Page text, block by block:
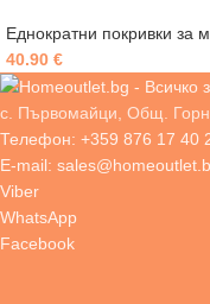
Еднократни покривки за
40.90 €
с. Първомайци, Общ.
Телефон: +359 876 17 40
E-mail:
Viber
WhatsApp
Facebook